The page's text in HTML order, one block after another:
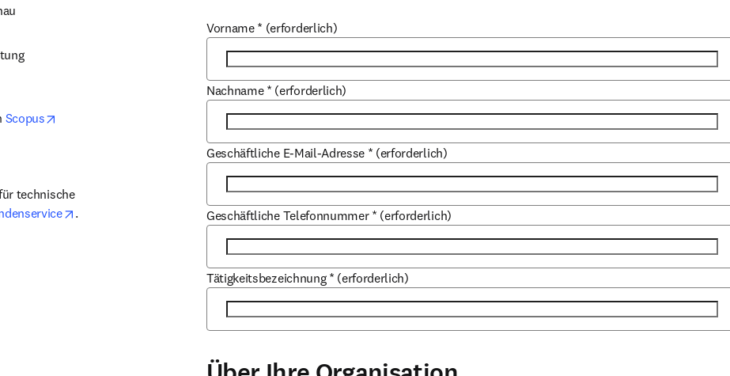
new tab/window
Scopus
technische
opens in new tab/window
​.
Vorname * (erforderlich)
Nachname * (erforderlich)
Geschäftliche E-Mail-Adresse * (erforderlich)
Geschäftliche Telefonnummer * (erforderlich)
Tätigkeitsbezeichnung * (erforderlich)